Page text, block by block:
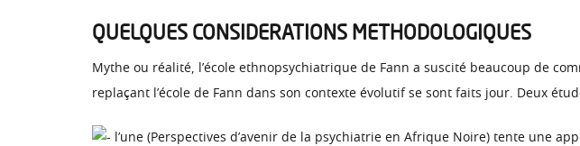
QUELQUES CONSIDERATIONS METHODOLOGIQUES
Mythe ou réalité, l’école ethnopsychiatrique de Fann a suscité beaucoup de
replaçant l’école de Fann dans son contexte évolutif se sont faits jour. Deux
l’une (Perspectives d’avenir de la psychiatrie en Afrique Noire) tente une